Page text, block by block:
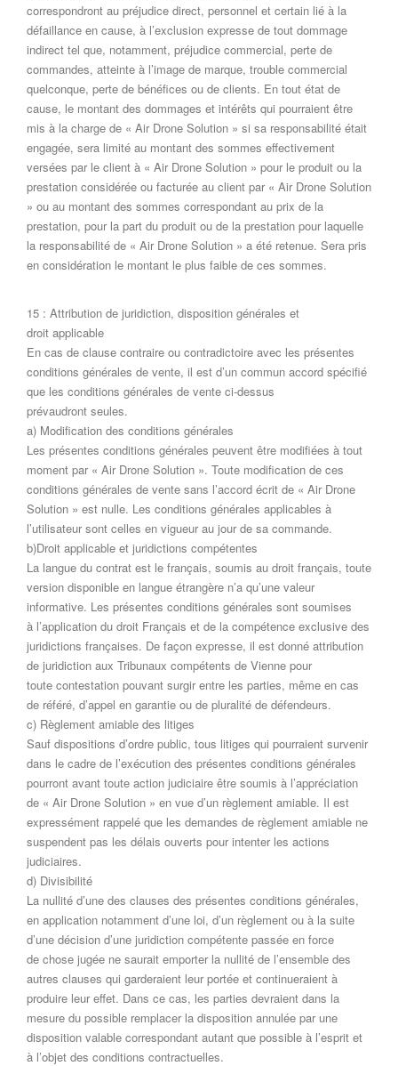
correspondront au préjudice direct, personnel et certain lié à la
défaillance en cause, à l’exclusion expresse de tout dommage
indirect tel que, notamment, préjudice commercial, perte de
commandes, atteinte à l’image de marque, trouble commercial
quelconque, perte de bénéfices ou de clients. En tout état de
cause, le montant des dommages et intérêts qui pourraient être
mis à la charge de « Air Drone Solution » si sa responsabilité était
engagée, sera limité au montant des sommes effectivement
versées par le client à « Air Drone Solution » pour le produit ou la
prestation considérée ou facturée au client par « Air Drone Solution
» ou au montant des sommes correspondant au prix de la
prestation, pour la part du produit ou de la prestation pour laquelle
la responsabilité de « Air Drone Solution » a été retenue. Sera pris
en considération le montant le plus faible de ces sommes.
15 : Attribution de juridiction, disposition générales et
droit applicable
En cas de clause contraire ou contradictoire avec les présentes
conditions générales de vente, il est d’un commun accord spécifié
que les conditions générales de vente ci-dessus
prévaudront seules.
a) Modification des conditions générales
Les présentes conditions générales peuvent être modifiées à tout
moment par « Air Drone Solution ». Toute modification de ces
conditions générales de vente sans l’accord écrit de « Air Drone
Solution » est nulle. Les conditions générales applicables à
l’utilisateur sont celles en vigueur au jour de sa commande.
b)Droit applicable et juridictions compétentes
La langue du contrat est le français, soumis au droit français, toute
version disponible en langue étrangère n’a qu’une valeur
informative. Les présentes conditions générales sont soumises
à l’application du droit Français et de la compétence exclusive des
juridictions françaises. De façon expresse, il est donné attribution
de juridiction aux Tribunaux compétents de Vienne pour
toute contestation pouvant surgir entre les parties, même en cas
de référé, d’appel en garantie ou de pluralité de défendeurs.
c) Règlement amiable des litiges
Sauf dispositions d’ordre public, tous litiges qui pourraient survenir
dans le cadre de l’exécution des présentes conditions générales
pourront avant toute action judiciaire être soumis à l’appréciation
de « Air Drone Solution » en vue d’un règlement amiable. Il est
expressément rappelé que les demandes de règlement amiable ne
suspendent pas les délais ouverts pour intenter les actions
judiciaires.
d) Divisibilité
La nullité d’une des clauses des présentes conditions générales,
en application notamment d’une loi, d’un règlement ou à la suite
d’une décision d’une juridiction compétente passée en force
de chose jugée ne saurait emporter la nullité de l’ensemble des
autres clauses qui garderaient leur portée et continueraient à
produire leur effet. Dans ce cas, les parties devraient dans la
mesure du possible remplacer la disposition annulée par une
disposition valable correspondant autant que possible à l’esprit et
à l’objet des conditions contractuelles.